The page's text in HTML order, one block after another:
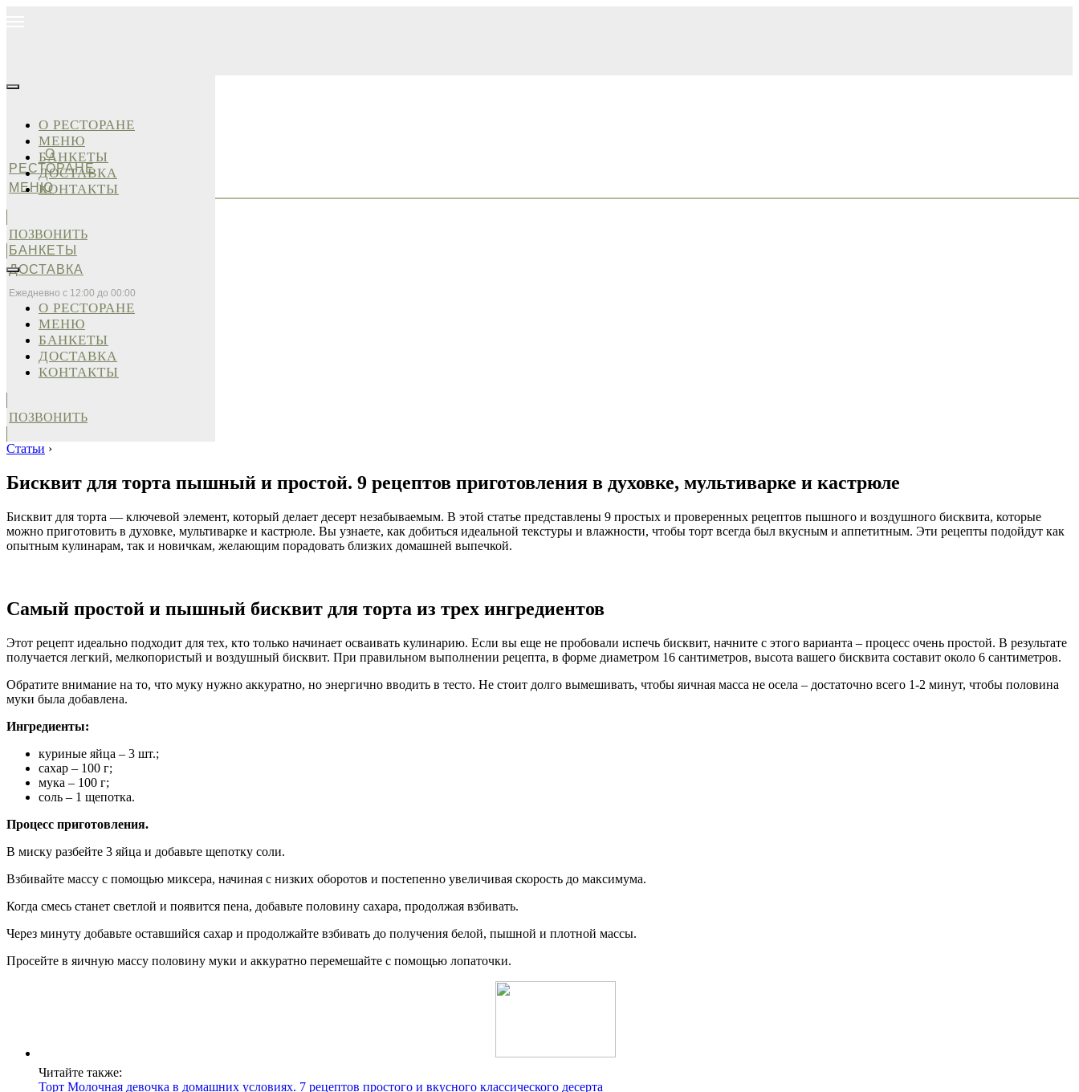
О
РЕСТОРАНЕ
МЕНЮ
БАНКЕТЫ
ДОСТАВКА
Ежедневно с 12:00 до 00:00
О РЕСТОРАНЕ
МЕНЮ
БАНКЕТЫ
ДОСТАВКА
КОНТАКТЫ
ПОЗВОНИТЬ
О РЕСТОРАНЕ
МЕНЮ
БАНКЕТЫ
ДОСТАВКА
КОНТАКТЫ
ПОЗВОНИТЬ
Статьи ›
Бисквит для торта пышный и простой. 9 рецептов приготовления в духовке, мультиварке и кастрюле
Бисквит для торта — ключевой элемент, который делает десерт незабываемым. В этой статье представлены 9 простых и проверенных рецептов пышного и воздушного бисквита, которые
можно приготовить в духовке, мультиварке и кастрюле. Вы узнаете, как добиться идеальной текстуры и влажности, чтобы торт всегда был вкусным и аппетитным. Эти рецепты подойдут как
опытным кулинарам, так и новичкам, желающим порадовать близких домашней выпечкой.
Самый простой и пышный бисквит для торта из трех ингредиентов
Этот рецепт идеально подходит для тех, кто только начинает осваивать кулинарию. Если вы еще не пробовали испечь бисквит, начните с этого варианта – процесс очень простой. В результате
получается легкий, мелкопористый и воздушный бисквит. При правильном выполнении рецепта, в форме диаметром 16 сантиметров, высота вашего бисквита составит около 6 сантиметров.
Обратите внимание на то, что муку нужно аккуратно, но энергично вводить в тесто. Не стоит долго вымешивать, чтобы яичная масса не осела – достаточно всего 1-2 минут, чтобы половина
муки была добавлена.
Ингредиенты:
куриные яйца – 3 шт.;
сахар – 100 г;
мука – 100 г;
соль – 1 щепотка.
Процесс приготовления.
В миску разбейте 3 яйца и добавьте щепотку соли.
Взбивайте массу с помощью миксера, начиная с низких оборотов и постепенно увеличивая скорость до максимума.
Когда смесь станет светлой и появится пена, добавьте половину сахара, продолжая взбивать.
Через минуту добавьте оставшийся сахар и продолжайте взбивать до получения белой, пышной и плотной массы.
Просейте в яичную массу половину муки и аккуратно перемешайте с помощью лопаточки.
Читайте также:
Торт Молочная девочка в домашних условиях. 7 рецептов простого и вкусного классического десерта